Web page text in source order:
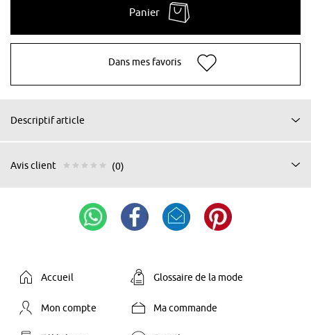
Panier
Dans mes favoris
Descriptif article
Avis client (0)
Accueil Glossaire de la mode
Mon compte Ma commande